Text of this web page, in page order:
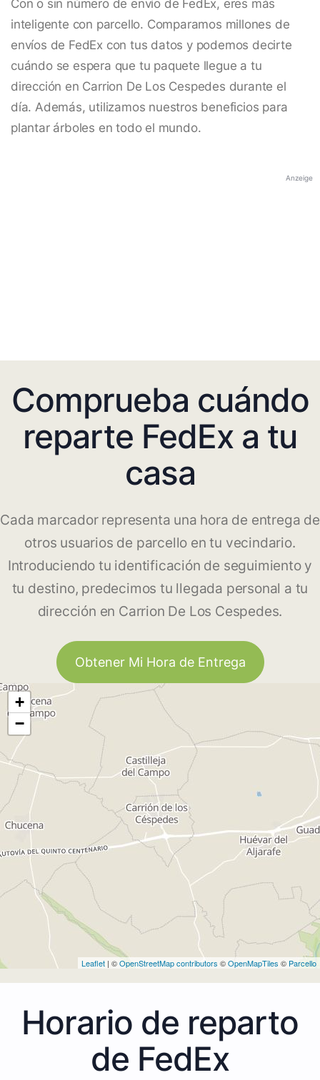
Con o sin número de envío de FedEx, eres más
inteligente con parcello. Comparamos millones de
envíos de FedEx con tus datos y podemos decirte
cuándo se espera que tu paquete llegue a tu
dirección en Carrion De Los Cespedes durante el
día. Además, utilizamos nuestros beneficios para
plantar árboles en todo el mundo.
Anzeige
Comprueba cuándo
reparte FedEx a tu
casa
Cada marcador representa una hora de entrega de
otros usuarios de parcello en tu vecindario.
Introduciendo tu identificación de seguimiento y
tu destino, predecimos tu llegada personal a tu
dirección en Carrion De Los Cespedes.
Obtener Mi Hora de Entrega
+
−
Leaflet | ©OpenStreetMap contributors ©OpenMapTiles © Parcello
Horario de reparto
de FedEx